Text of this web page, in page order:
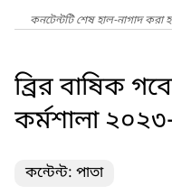
কনটেন্টটি শেষ হাল-নাগাদ
ব্রির বাষিক
কর্মশালা
কন্টেন্ট: পাতা